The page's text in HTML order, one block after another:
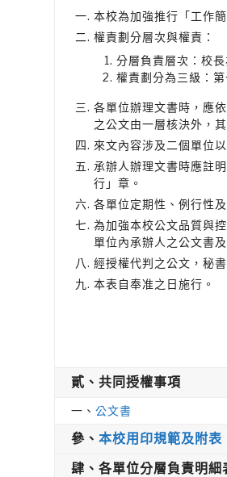
本校為加強推行「工作
權責劃分層次與權責：
分層負責層次：校
權責劃分為三級：
各單位辦理文書時，應
之公文由一層核決外，
來文內容涉及二個單位
承辦人辦理文書時應註
行」章。
各單位定期性、例行性
為加強本校公文品質與
單位內承辦人之公文書
經授權代判之公文，秘
本表自奉准之日施行。
貳、共同授權事項
一、 公文書
參、 本校用印規範及附表
肆、各單位分層負責明細